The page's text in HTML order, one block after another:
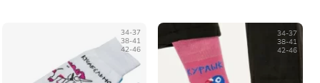
34-37
38-41
42-46
34-37
38-41
42-46